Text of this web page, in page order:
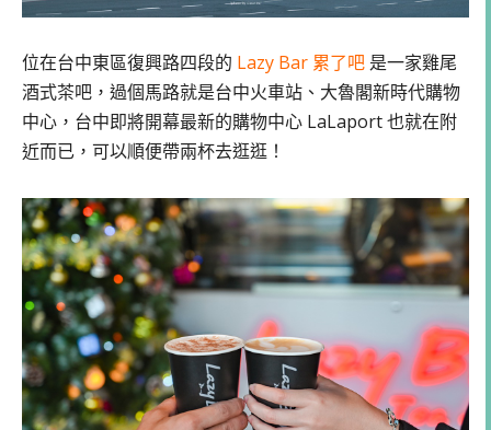
位在台中東區復興路四段的 Lazy Bar 累了吧是一家雞尾
酒式茶吧，過個馬路就是台中火車站、大魯閣新時代購物
中心，台中即將開幕最新的購物中心 LaLaport 也就在附
近而已，可以順便帶兩杯去逛逛！